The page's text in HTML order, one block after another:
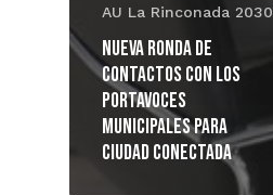
AU La Rinconada 2030
Nueva ronda de
contactos con los
portavoces
municipales para
Ciudad Conectada